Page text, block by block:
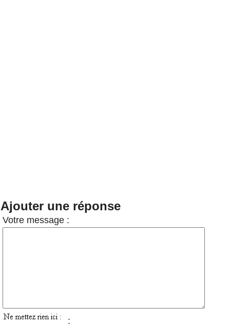
Ajouter une réponse
Votre message :
: